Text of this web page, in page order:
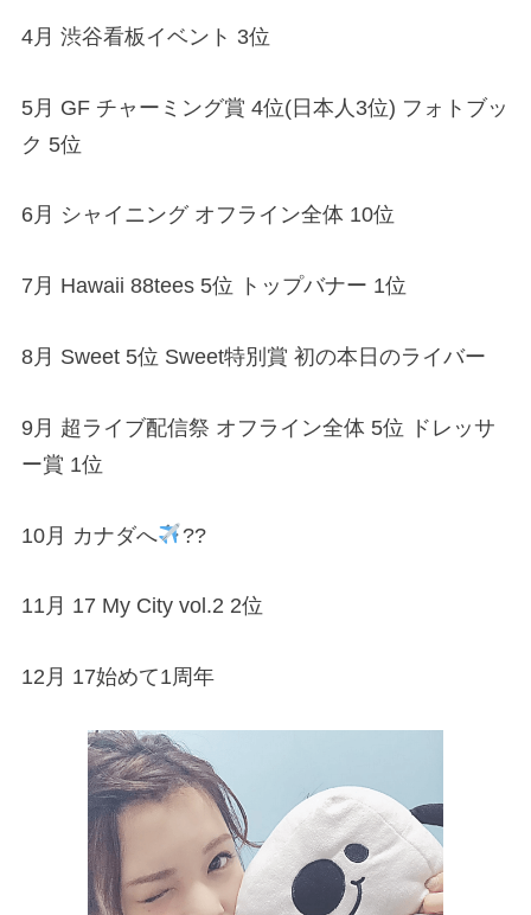
4月 渋谷看板イベント 3位
5月 GF チャーミング賞 4位(日本人3位) フォトブッ
ク 5位
6月 シャイニング オフライン全体 10位
7月 Hawaii 88tees 5位 トップバナー 1位
8月 Sweet 5位 Sweet特別賞 初の本日のライバー
9月 超ライブ配信祭 オフライン全体 5位 ドレッサ
ー賞 1位
10月 カナダへ ??
11月 17 My City vol.2 2位
12月 17始めて1周年